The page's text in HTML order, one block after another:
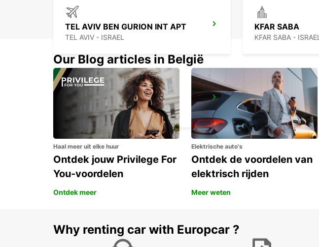
TEL AVIV BEN GURION INT APT
TEL AVIV - ISRAEL
KFAR SABA
KFAR SABA - ISRAEL
RISHON LE'TZION
RISHON LEZION - ISRAEL
NETANYA
NETANYA - ISRAEL
Our Blog articles in België
Haal meer uit elke huur
Ontdek jouw Privilege For
You-voordelen
Ontdek meer
Elektrische auto's
Ontdek de voordelen van
elektrisch rijden
Meer weten
Why renting car with Europcar ?